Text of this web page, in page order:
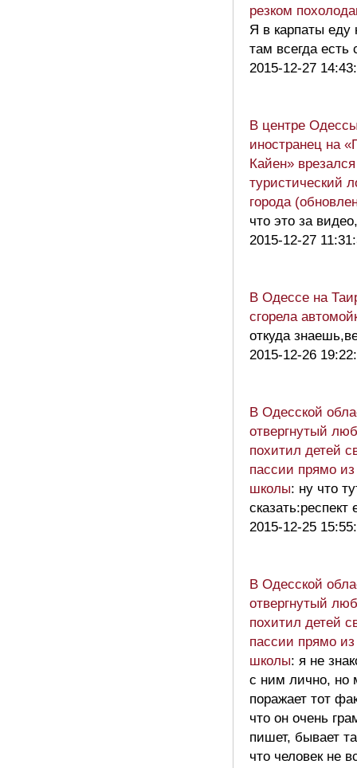
резком
Я в карпаты еду
там всегда есть
2015-12-27
В центре
иностранец на
Кайен»
туристический
города
что это за
2015-12-27
В Одессе на
сгорела
откуда
2015-12-26
В Одесской
отвергнутый
похитил детей
пассии прямо из
школы: ну что
сказать:респект
2015-12-25
В Одесской
отвергнутый
похитил детей
пассии прямо из
школы: я не
с ним лично, но
поражает тот
что он очень
пишет, бывает
что человек не